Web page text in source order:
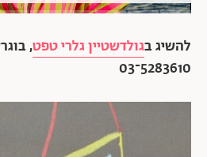
להשיג בגולדשטיין גלרי טפט
5283610־03